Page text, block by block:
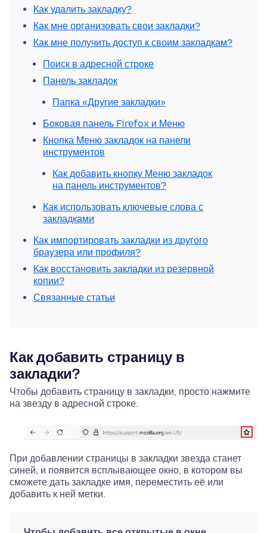
Как удалить закладку?
Как мне организовать свои закладки?
Как мне получить доступ к своим закладкам?
Поиск в адресной строке
Панель закладок
Папка «Другие закладки»
Боковая панель Firefox и Меню
Кнопка Меню закладок на панели
инструментов
Как добавить кнопку Меню закладок
на панель инструментов?
Как использовать ключевые слова с
закладками
Как импортировать закладки из другого
браузера или профиля?
Как восстановить закладки из резервной
копии?
Связанные статьи
Как добавить страницу в
закладки?
Чтобы добавить страницу в закладки, просто нажмите
на звезду в адресной строке.
При добавлении страницы в закладки звезда станет
синей, и появится всплывающее окно, в котором вы
сможете дать закладке имя, переместить её или
добавить к ней метки.